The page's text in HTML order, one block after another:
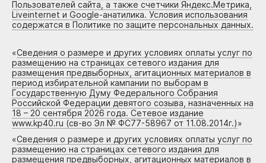
Пользователей сайта, а также счетчики Яндекс.Метрика,
Liveinternet и Google-анатилика. Условия использования
содержатся в Политике по защите персональных данных.
«Сведения о размере и других условиях оплаты услуг по
размещению на страницах сетевого издания для
размещения предвыборных, агитационных материалов в
период избирательной кампании по выборам в
Государственную Думу Федерального Собрания
Российской Федерации девятого созыва, назначенных на
18 – 20 сентября 2026 года. Сетевое издание
www.kp40.ru (св-во Эл № ФС77-58967 от 11.08.2014г.)»
«Сведения о размере и других условиях оплаты услуг по
размещению на страницах сетевого издания для
размещения предвыборных, агитационных материалов в